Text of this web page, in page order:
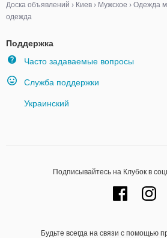
Доска объявлений › Киев › Мужское › Одежда
одежда
Поддержка
Часто задаваемые вопросы
Служба поддержки
Украинский
Подписывайтесь на Клубок в
Будьте всегда на связи с помощью